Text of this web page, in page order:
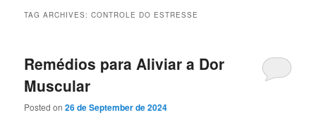
TAG ARCHIVES:CONTROLE DO ESTRESSE
Remédios para Aliviar a Dor
Muscular
Posted on26 de September de 2024